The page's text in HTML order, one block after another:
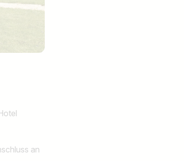
an